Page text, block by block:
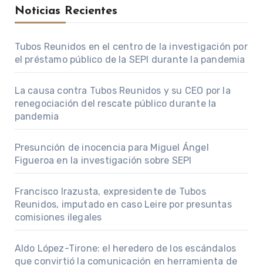
Noticias Recientes
Tubos Reunidos en el centro de la investigación por
el préstamo público de la SEPI durante la pandemia
La causa contra Tubos Reunidos y su CEO por la
renegociación del rescate público durante la
pandemia
Presunción de inocencia para Miguel Ángel
Figueroa en la investigación sobre SEPI
Francisco Irazusta, expresidente de Tubos
Reunidos, imputado en caso Leire por presuntas
comisiones ilegales
Aldo López-Tirone: el heredero de los escándalos
que convirtió la comunicación en herramienta de